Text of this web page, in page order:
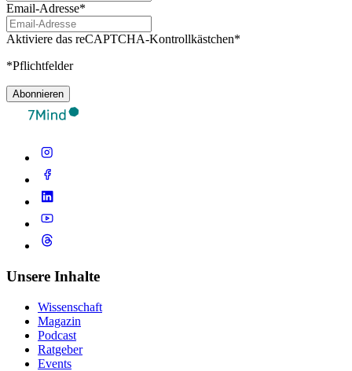
Email-Adresse*
Aktiviere das reCAPTCHA-Kontrollkästchen*
*Pflichtfelder
Abonnieren
Unsere Inhalte
Wissenschaft
Magazin
Podcast
Ratgeber
Events